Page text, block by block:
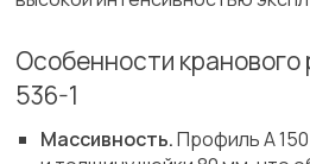
Особенности кранового
536-1
Массивность.Профиль A